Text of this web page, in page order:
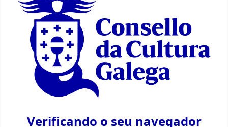
Verificando o seu navegador